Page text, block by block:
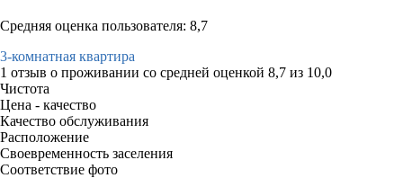
Средняя оценка пользователя: 8,7
3-комнатная квартира
1 отзыв о проживании со средней оценкой 8,7 из 10,0
Чистота
Цена - качество
Качество обслуживания
Расположение
Своевременность заселения
Соответствие фото